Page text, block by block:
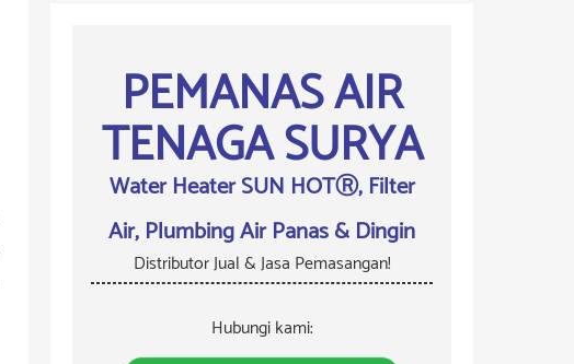
PEMANAS AIR
TENAGA SURYA
Water Heater SUN HOTⓇ, Filter
Air, Plumbing Air Panas & Dingin
Distributor Jual & Jasa Pemasangan!
Hubungi kami: